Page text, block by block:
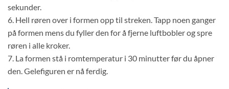
sekunder.
6. Hell røren over i formen opp til streken. Tapp noen ganger
på formen mens du fyller den for å fjerne luftbobler og spre
røren i alle kroker.
7. La formen stå i romtemperatur i 30 minutter før du åpner
den. Gelefiguren er nå ferdig.